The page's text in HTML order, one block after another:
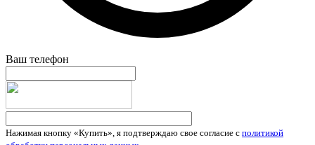
Ваш телефон
Нажимая кнопку «Купить», я подтверждаю свое согласие с политикой